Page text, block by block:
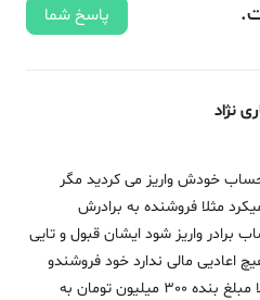
پاسخ شما
نژاد
خودش واریز می کردید مگر
مثلا فروشنده به برادرش
به حساب برادر واریز شود ایشان قبول و تایی
اعادیی مالی ندارد خود فروشندو
صاحب پول درخواست میکرده مثلا مبلغ بنده 300 میلیون تومان به